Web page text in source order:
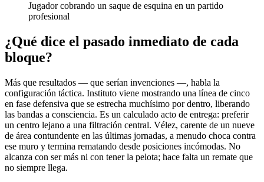
Jugador cobrando un saque de esquina en un partido
profesional
¿Qué dice el pasado inmediato de cada
bloque?
Más que resultados — que serían invenciones —, habla la
configuración táctica. Instituto viene mostrando una línea de cinco
en fase defensiva que se estrecha muchísimo por dentro, liberando
las bandas a consciencia. Es un calculado acto de entrega: preferir
un centro lejano a una filtración central. Vélez, carente de un nueve
de área contundente en las últimas jornadas, a menudo choca contra
ese muro y termina rematando desde posiciones incómodas. No
alcanza con ser más ni con tener la pelota; hace falta un remate que
no siempre llega.